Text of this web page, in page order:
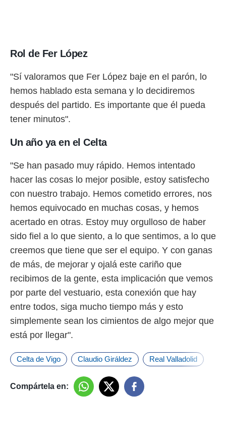
Rol de Fer López
"Sí valoramos que Fer López baje en el parón, lo
hemos hablado esta semana y lo decidiremos
después del partido. Es importante que él pueda
tener minutos".
Un año ya en el Celta
"Se han pasado muy rápido. Hemos intentado
hacer las cosas lo mejor posible, estoy satisfecho
con nuestro trabajo. Hemos cometido errores, nos
hemos equivocado en muchas cosas, y hemos
acertado en otras. Estoy muy orgulloso de haber
sido fiel a lo que siento, a lo que sentimos, a lo que
creemos que tiene que ser el equipo. Y con ganas
de más, de mejorar y ojalá este cariño que
recibimos de la gente, esta implicación que vemos
por parte del vestuario, esta conexión que hay
entre todos, siga mucho tiempo más y esto
simplemente sean los cimientos de algo mejor que
está por llegar".
Celta de Vigo Claudio Giráldez Real Valladolid
Compártela en: